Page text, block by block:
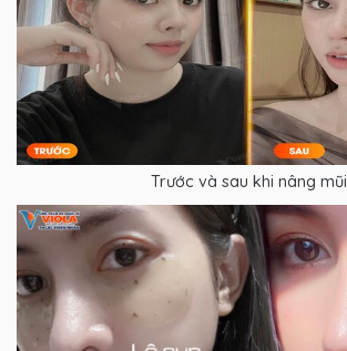
Trước và sau khi nâng mũi